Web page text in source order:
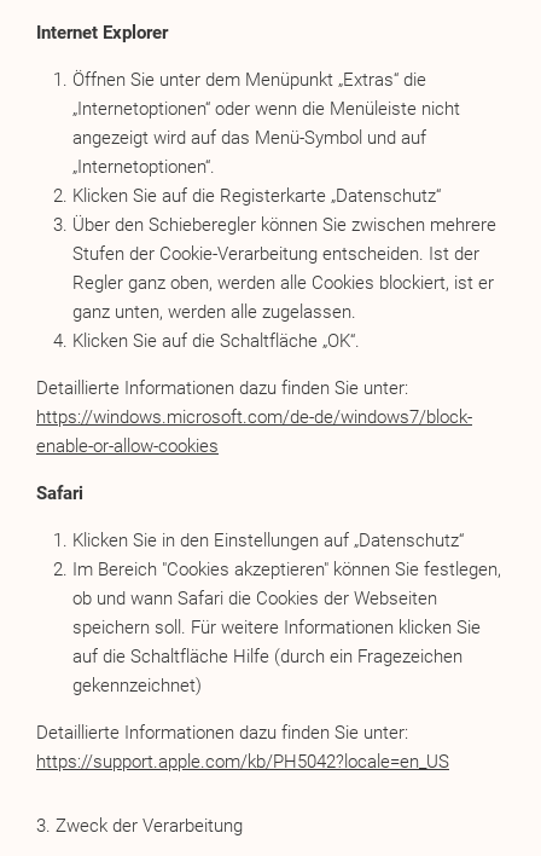
Internet Explorer
Öffnen Sie unter dem Menüpunkt „Extras“ die
„Internetoptionen“ oder wenn die Menüleiste nicht
angezeigt wird auf das Menü-Symbol und auf
„Internetoptionen“.
Klicken Sie auf die Registerkarte „Datenschutz“
Über den Schieberegler können Sie zwischen mehrere
Stufen der Cookie-Verarbeitung entscheiden. Ist der
Regler ganz oben, werden alle Cookies blockiert, ist er
ganz unten, werden alle zugelassen.
Klicken Sie auf die Schaltfläche „OK“.
Detaillierte Informationen dazu finden Sie unter:
https://windows.microsoft.com/de-de/windows7/block-
enable-or-allow-cookies
Safari
Klicken Sie in den Einstellungen auf „Datenschutz“
Im Bereich "Cookies akzeptieren" können Sie festlegen,
ob und wann Safari die Cookies der Webseiten
speichern soll. Für weitere Informationen klicken Sie
auf die Schaltfläche Hilfe (durch ein Fragezeichen
gekennzeichnet)
Detaillierte Informationen dazu finden Sie unter:
https://support.apple.com/kb/PH5042?locale=en_US
3. Zweck der Verarbeitung